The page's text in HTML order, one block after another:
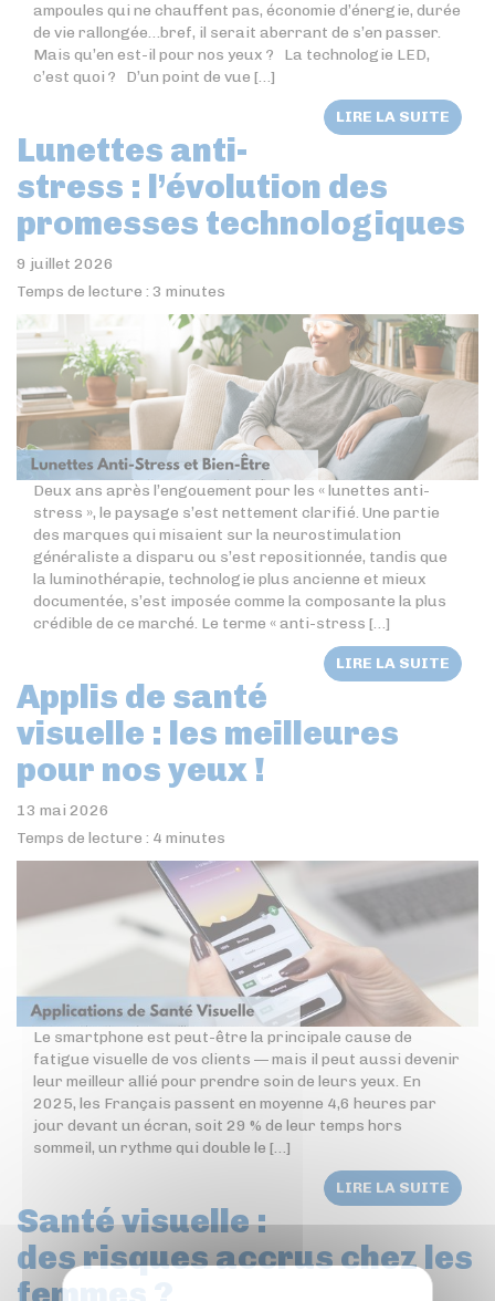
ampoules qui ne chauffent pas, économie d’énergie, durée
de vie rallongée…bref, il serait aberrant de s’en passer.
Mais qu’en est-il pour nos yeux ? La technologie LED,
c’est quoi ? D’un point de vue […]
LIRE LA SUITE
Lunettes anti-
stress : l’évolution des
promesses technologiques
9 juillet 2026
Temps de lecture : 3 minutes
Deux ans après l’engouement pour les « lunettes anti-
stress », le paysage s’est nettement clarifié. Une partie
des marques qui misaient sur la neurostimulation
généraliste a disparu ou s’est repositionnée, tandis que
la luminothérapie, technologie plus ancienne et mieux
documentée, s’est imposée comme la composante la plus
crédible de ce marché. Le terme « anti-stress […]
LIRE LA SUITE
Applis de santé
visuelle : les meilleures
pour nos yeux !
13 mai 2026
Temps de lecture : 4 minutes
Le smartphone est peut-être la principale cause de
fatigue visuelle de vos clients — mais il peut aussi devenir
leur meilleur allié pour prendre soin de leurs yeux. En
2025, les Français passent en moyenne 4,6 heures par
jour devant un écran, soit 29 % de leur temps hors
sommeil, un rythme qui double le […]
LIRE LA SUITE
Santé visuelle :
des risques accrus chez les